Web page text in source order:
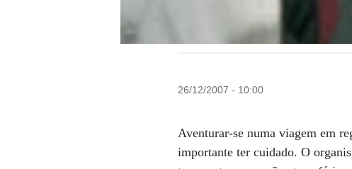
26/12/2007 - 10:00
Aventurar-se numa viagem em
importante ter cuidado. O